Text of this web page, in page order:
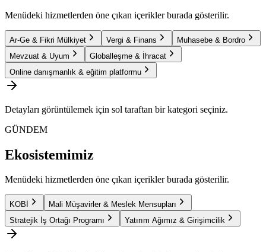
Menüdeki hizmetlerden öne çıkan içerikler burada gösterilir.
Ar-Ge & Fikri Mülkiyet Vergi & Finans
Muhasebe & Bordro
Mevzuat & Uyum
Globalleşme & İhracat
Online danışmanlık & eğitim platformu
Detayları görüntülemek için sol taraftan bir kategori seçiniz.
GÜNDEM
Ekosistemimiz
Menüdeki hizmetlerden öne çıkan içerikler burada gösterilir.
KOBİ
Mali Müşavirler & Meslek Mensupları
Stratejik İş Ortağı Programı
Yatırım Ağımız & Girişimcilik